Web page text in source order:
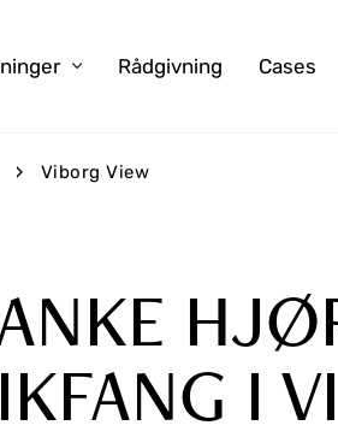
Rådgivning Cases
Viborg View
I